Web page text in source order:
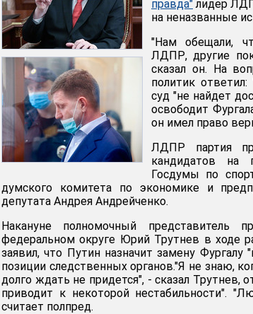
правда"лидер
на неназванные
"Нам обещали,
ЛДПР, другие
сказал он. На
политик
суд "не найдет
освободит
он имел право
ЛДПР партия
кандидатов на
Госдумы по
думского комитета по экономике и
депутата Андрея Андрейченко.
Накануне полномочный представитель
федеральном округе Юрий Трутнев в ходе
заявил, что Путин назначит замену
позиции следственных органов."Я не знаю,
долго ждать не придется", - сказал Трутнев,
приводит к некоторой нестабильности".
считает полпред.